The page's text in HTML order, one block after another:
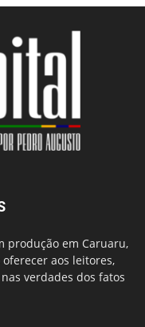
produção em Caruaru,
aos leitores,
verdades dos fatos